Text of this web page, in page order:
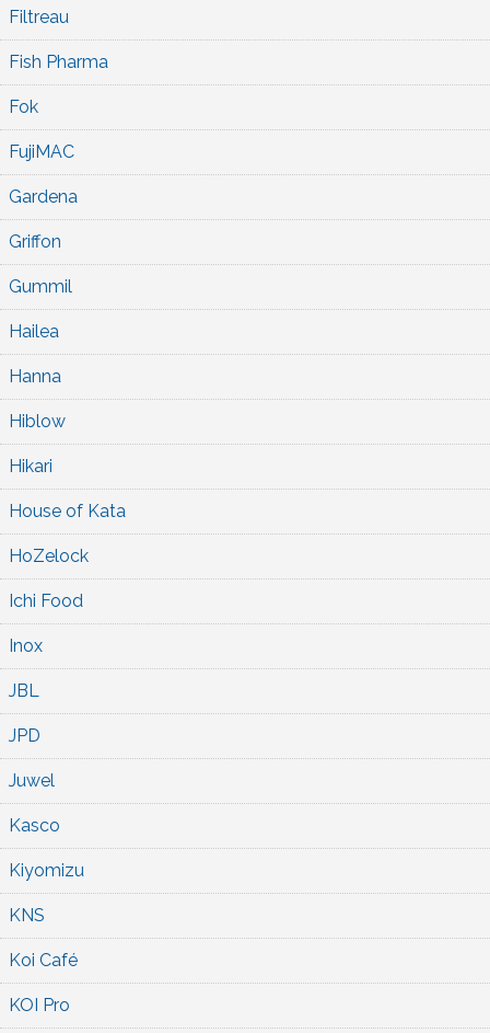
Filtreau
Fish Pharma
Fok
FujiMAC
Gardena
Griffon
Gummil
Hailea
Hanna
Hiblow
Hikari
House of Kata
HoZelock
Ichi Food
Inox
JBL
JPD
Juwel
Kasco
Kiyomizu
KNS
Koi Café
KOI Pro